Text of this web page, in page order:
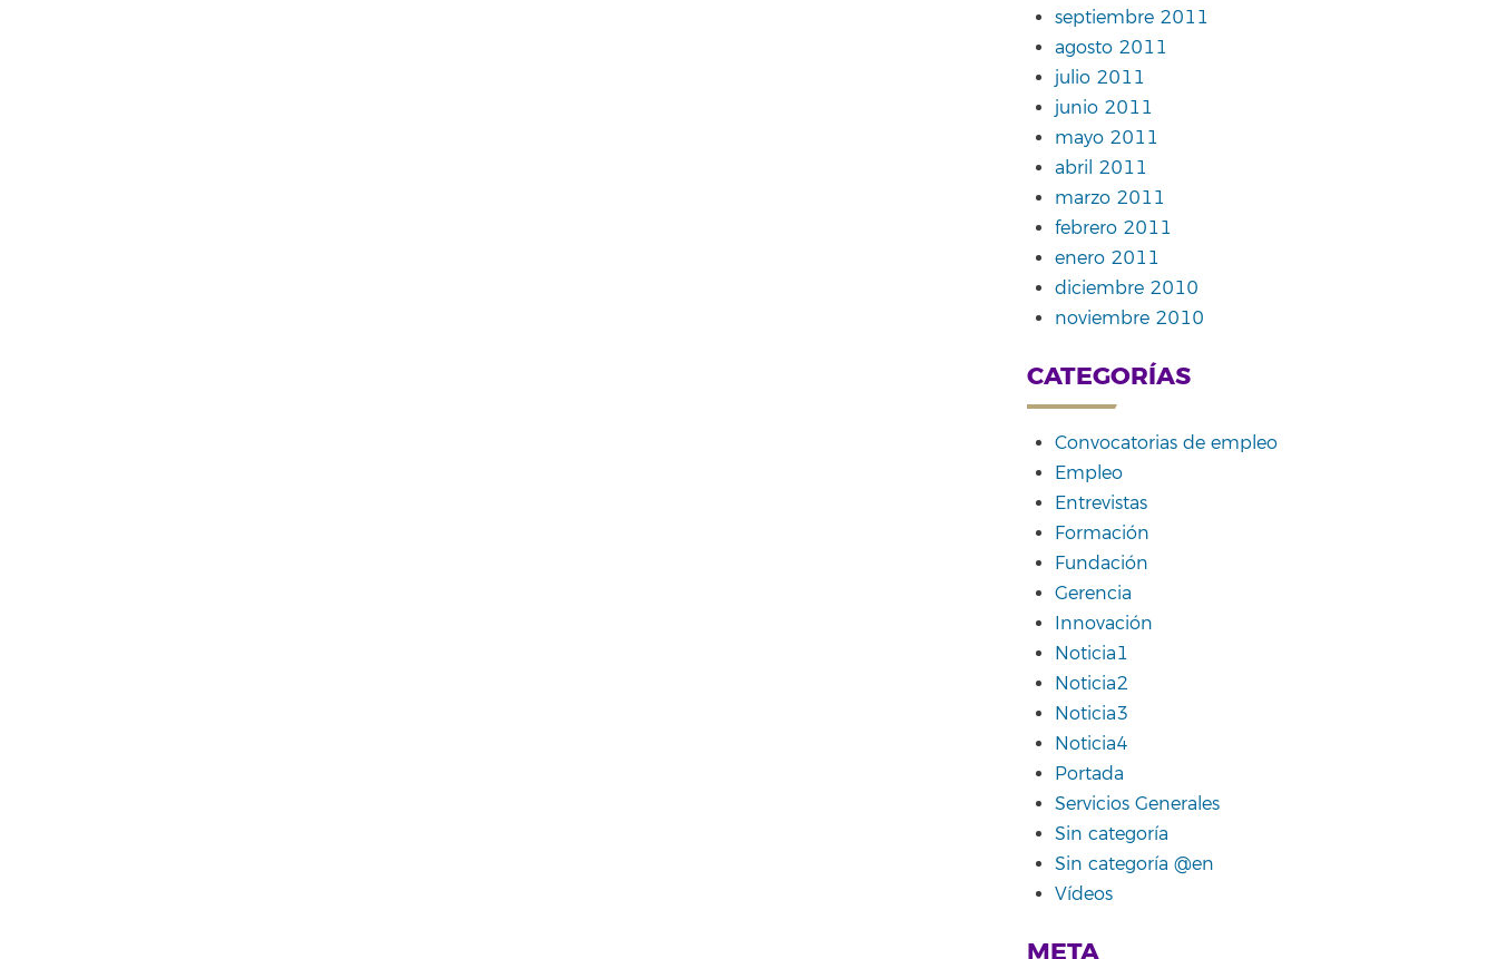
septiembre 2011
agosto 2011
julio 2011
junio 2011
mayo 2011
abril 2011
marzo 2011
febrero 2011
enero 2011
diciembre 2010
noviembre 2010
CATEGORÍAS
Convocatorias de empleo
Empleo
Entrevistas
Formación
Fundación
Gerencia
Innovación
Noticia1
Noticia2
Noticia3
Noticia4
Portada
Servicios Generales
Sin categoría
Sin categoría @en
Vídeos
META